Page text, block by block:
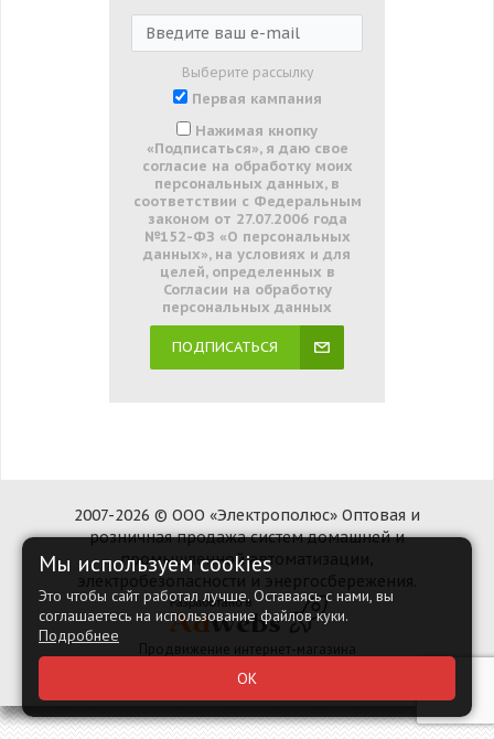
Выберите рассылку
Первая кампания
Нажимая кнопку
«Подписаться», я даю свое
согласие на обработку моих
персональных данных, в
соответствии с Федеральным
законом от 27.07.2006 года
№152-ФЗ «О персональных
данных», на условиях и для
целей, определенных в
Согласии на обработку
персональных данных
ПОДПИСАТЬСЯ
2007-2026 © ООО «Электрополюс» Оптовая и
розничная продажа систем домашней и
промышленной автоматизации,
электробезопасности и энергосбережения.
Наверх
Мы используем cookies
Это чтобы сайт работал лучше. Оставаясь с нами, вы
соглашаетесь на использование файлов куки.
Подробнее
ОК